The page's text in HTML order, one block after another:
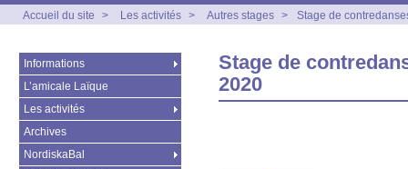
Accueil du site > Les activités > Autres stages > Stage de
Stage de
2020
Informations
L’amicale Laïque
Les activités
Archives
NordiskaBal